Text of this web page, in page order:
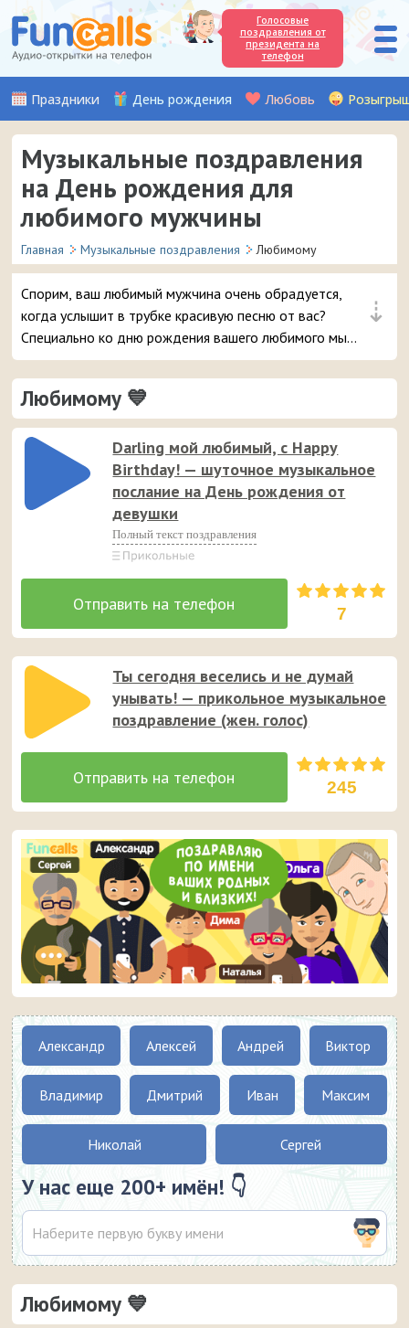
Голосовые
поздравления от
президента на
телефон
Праздники День рождения Любовь
Музыкальные поздравления
на День рождения для
любимого мужчины
Главная Музыкальные поздравления Любимому
⇣
Спорим, ваш любимый мужчина очень обрадуется,
когда услышит в трубке красивую песню от вас?
Специально ко дню рождения вашего любимого мы
записали множество мелодичных и забавных
музыкальных поздравлений, которые можно отправить
на мобильный телефон.
Любимому 💙
Darling мой любимый, с Happy
Birthday! — шуточное музыкальное
послание на День рождения от
девушки
Полный текст поздравления
7
Ты сегодня веселись и не думай
унывать! — прикольное музыкальное
поздравление (жен. голос)
245
Александр Алексей Андрей Виктор
Владимир Дмитрий Иван Максим
Николай Сергей
У нас еще 200+ имён! 👇
Любимому 💙